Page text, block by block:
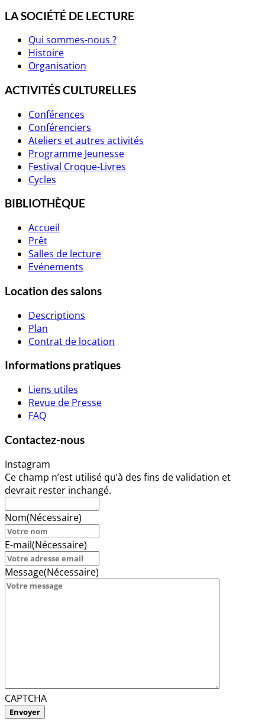
LA SOCIÉTÉ DE LECTURE
Qui sommes-nous ?
Histoire
Organisation
ACTIVITÉS CULTURELLES
Conférences
Conférenciers
Ateliers et autres activités
Programme Jeunesse
Festival Croque-Livres
Cycles
BIBLIOTHÈQUE
Accueil
Prêt
Salles de lecture
Evénements
Location des salons
Descriptions
Plan
Contrat de location
Informations pratiques
Liens utiles
Revue de Presse
FAQ
Contactez-nous
Instagram
Ce champ n’est utilisé qu’à des fins de validation et
devrait rester inchangé.
Nom(Nécessaire)
E-mail(Nécessaire)
Message(Nécessaire)
CAPTCHA